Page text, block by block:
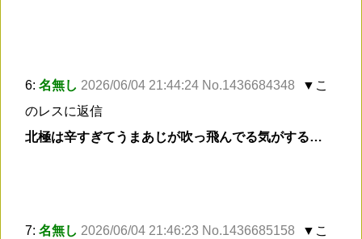
6: 名無し 2026/06/04 21:44:24 No.1436684348
▼こ
のレスに返信
北極は辛すぎてうまあじが吹っ飛んでる気がする…
7: 名無し 2026/06/04 21:46:23 No.1436685158
▼こ